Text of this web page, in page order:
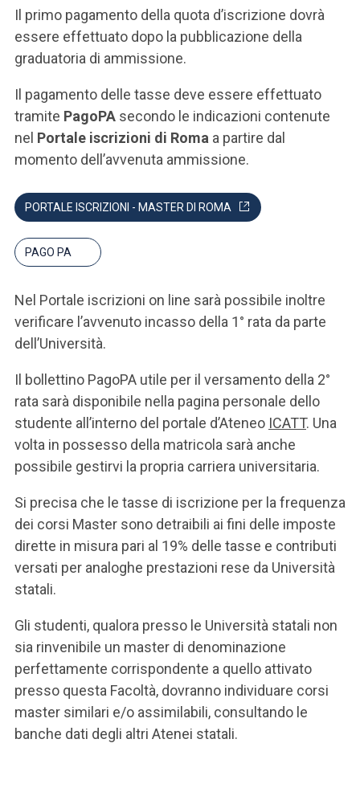
Il primo pagamento della quota d’iscrizione dovrà
essere effettuato dopo la pubblicazione della
graduatoria di ammissione.
Il pagamento delle tasse deve essere effettuato
tramite PagoPA secondo le indicazioni contenute
nel Portale iscrizioni di Roma a partire dal
momento dell’avvenuta ammissione.
PORTALE ISCRIZIONI - MASTER DI ROMA
PAGO PA
Nel Portale iscrizioni on line sarà possibile inoltre
verificare l’avvenuto incasso della 1° rata da parte
dell’Università.
Il bollettino PagoPA utile per il versamento della 2°
rata sarà disponibile nella pagina personale dello
studente all’interno del portale d’Ateneo ICATT. Una
volta in possesso della matricola sarà anche
possibile gestirvi la propria carriera universitaria.
Si precisa che le tasse di iscrizione per la frequenza
dei corsi Master sono detraibili ai fini delle imposte
dirette in misura pari al 19% delle tasse e contributi
versati per analoghe prestazioni rese da Università
statali.
Gli studenti, qualora presso le Università statali non
sia rinvenibile un master di denominazione
perfettamente corrispondente a quello attivato
presso questa Facoltà, dovranno individuare corsi
master similari e/o assimilabili, consultando le
banche dati degli altri Atenei statali.